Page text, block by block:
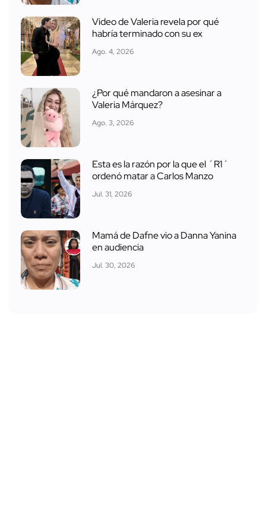
Video de Valeria revela por qué
habría terminado con su ex
Ago. 4, 2026
¿Por qué mandaron a asesinar a
Valeria Márquez?
Ago. 3, 2026
Esta es la razón por la que el ´R1´
ordenó matar a Carlos Manzo
Jul. 31, 2026
Mamá de Dafne vio a Danna Yanina
en audiencia
Jul. 30, 2026